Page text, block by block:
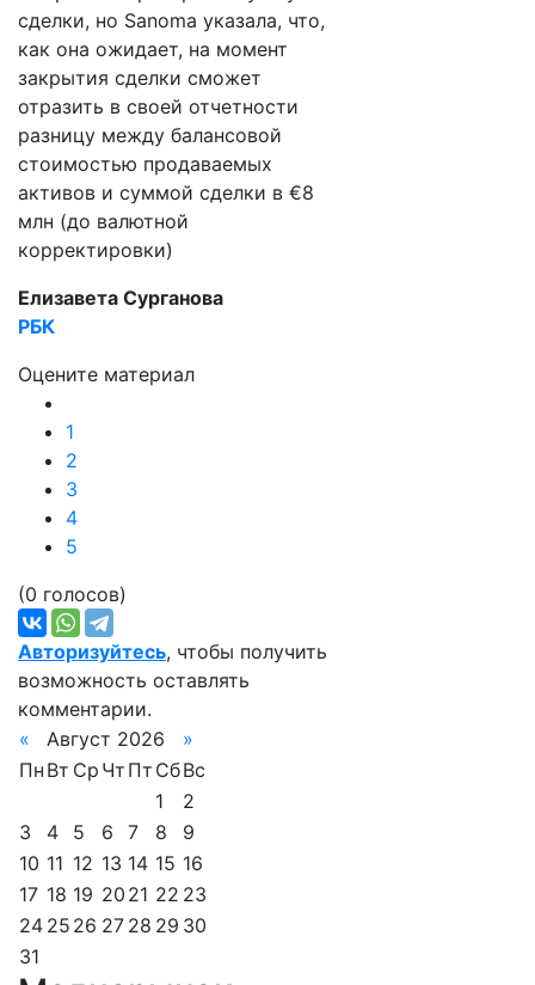
сделки, но Sanoma указала, что,
как она ожидает, на момент
закрытия сделки сможет
отразить в своей отчетности
разницу между балансовой
стоимостью продаваемых
активов и суммой сделки в €8
млн (до валютной
корректировки)
Елизавета Сурганова
РБК
Оцените материал
1
2
3
4
5
(0 голосов)
Авторизуйтесь, чтобы получить
возможность оставлять
комментарии.
«
Август 2026
»
Пн Вт Ср Чт Пт СбВс
1
2
3
4 5 6 7 8
9
10 11 12 13 14 15 16
17 18 19 20 21 22 23
24 25 26 27 28 29 30
31